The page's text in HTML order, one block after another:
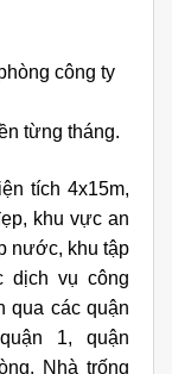
công ty
từng tháng.
tích 4x15m,
khu vực an
nước, khu tập
dịch vụ công
qua các quận
1, quận
Nhà trống